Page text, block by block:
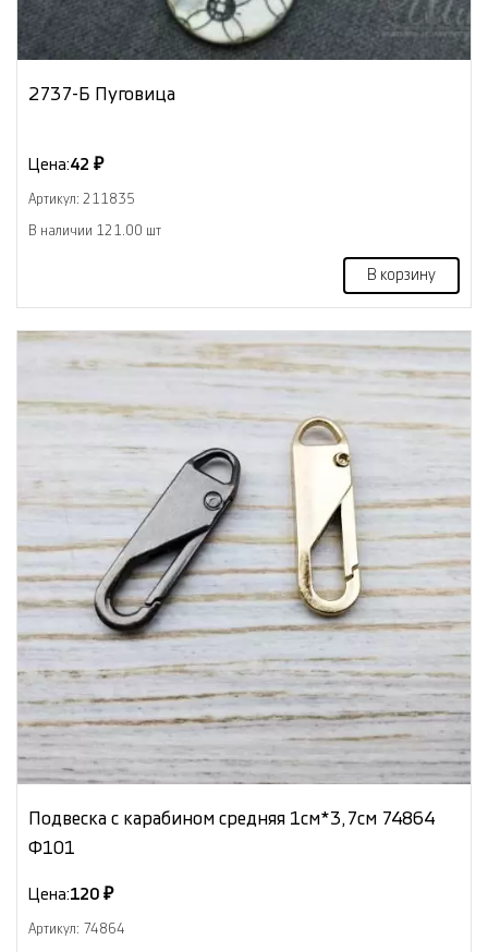
2737-Б Пуговица
Цена:42 ₽
Артикул: 211835
В наличии 121.00 шт
В корзину
Подвеска с карабином средняя 1см*3,7см 74864
Ф101
Цена:120 ₽
Артикул: 74864